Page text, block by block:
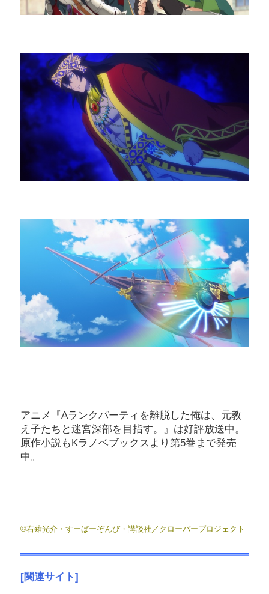
アニメ『Aランクパーティを離脱した俺は、元教
え子たちと迷宮深部を目指す。』は好評放送中。
原作小説もKラノベブックスより第5巻まで発売
中。
©右薙光介・すーぱーぞんび・講談社／クローバープロジェクト
[関連サイト]